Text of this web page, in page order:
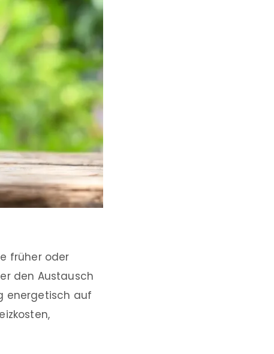
früher oder
den Austausch
energetisch auf